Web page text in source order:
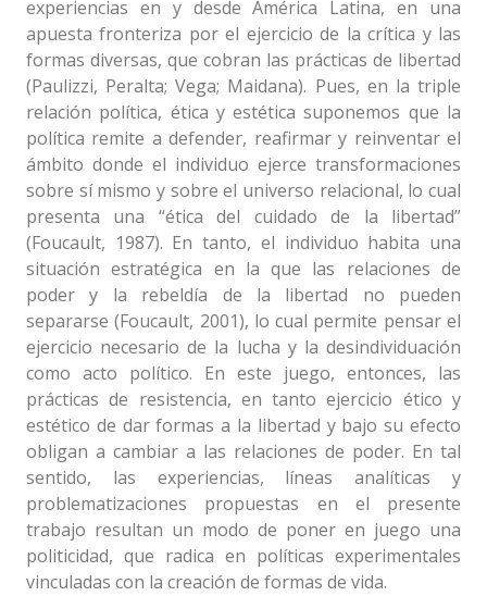
experiencias en y desde América Latina, en una
apuesta fronteriza por el ejercicio de la crítica y las
formas diversas, que cobran las prácticas de libertad
(Paulizzi, Peralta; Vega; Maidana). Pues, en la triple
relación política, ética y estética suponemos que la
política remite a defender, reafirmar y reinventar el
ámbito donde el individuo ejerce transformaciones
sobre sí mismo y sobre el universo relacional, lo cual
presenta una “ética del cuidado de la libertad”
(Foucault, 1987). En tanto, el individuo habita una
situación estratégica en la que las relaciones de
poder y la rebeldía de la libertad no pueden
separarse (Foucault, 2001), lo cual permite pensar el
ejercicio necesario de la lucha y la desindividuación
como acto político. En este juego, entonces, las
prácticas de resistencia, en tanto ejercicio ético y
estético de dar formas a la libertad y bajo su efecto
obligan a cambiar a las relaciones de poder. En tal
sentido, las experiencias, líneas analíticas y
problematizaciones propuestas en el presente
trabajo resultan un modo de poner en juego una
politicidad, que radica en políticas experimentales
vinculadas con la creación de formas de vida.